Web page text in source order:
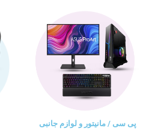
پی سی / مانیتور و لوازم جانبی